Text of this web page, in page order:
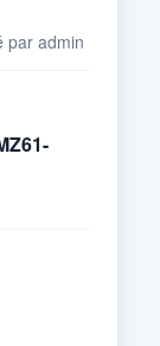
par admin